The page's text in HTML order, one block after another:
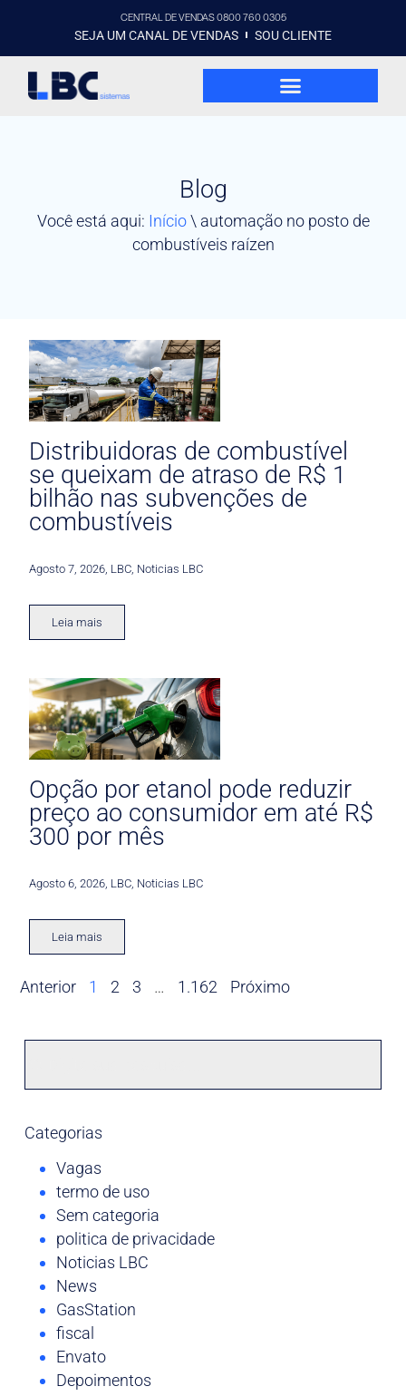
CENTRAL DE VENDAS 0800 760 0305
SEJA UM CANAL DE VENDAS SOU CLIENTE
Blog
Você está aqui: Início\ automação no posto de
combustíveis raízen
Distribuidoras de combustível
se queixam de atraso de R$ 1
bilhão nas subvenções de
combustíveis
Agosto 7, 2026 LBC Noticias LBC
Leia mais
Opção por etanol pode reduzir
preço ao consumidor em até R$
300 por mês
Agosto 6, 2026 LBC Noticias LBC
Leia mais
Anterior 1 2 3 … 1.162 Próximo
Categorias
Vagas
termo de uso
Sem categoria
politica de privacidade
Noticias LBC
News
GasStation
fiscal
Envato
Depoimentos